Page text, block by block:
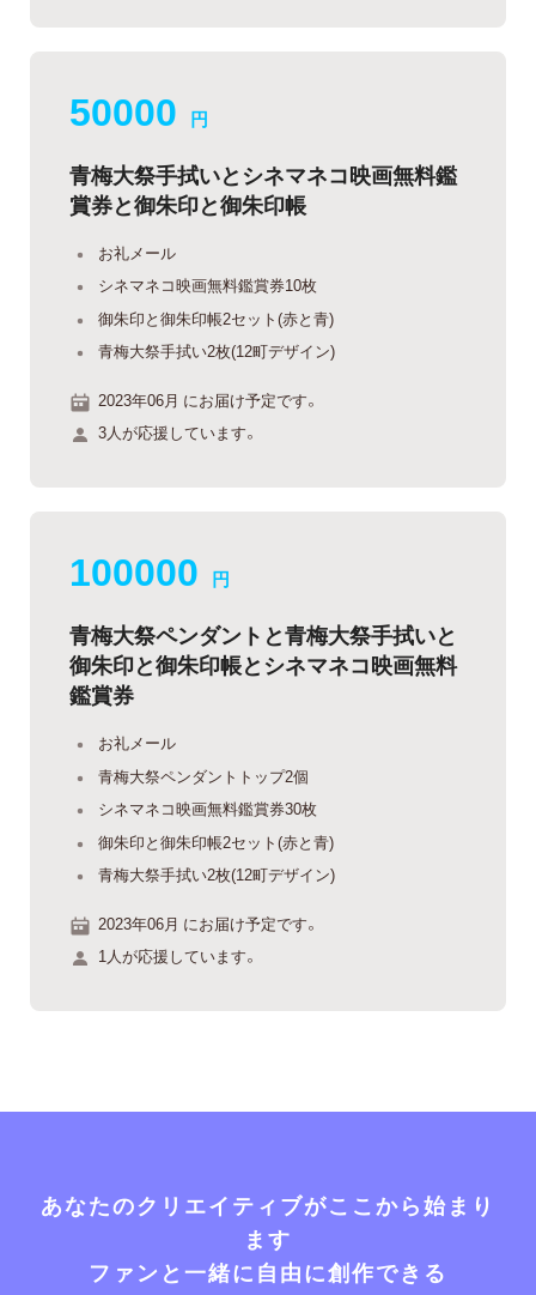
50000 円
青梅大祭手拭いとシネマネコ映画無料鑑
賞券と御朱印と御朱印帳
お礼メール
シネマネコ映画無料鑑賞券10枚
御朱印と御朱印帳2セット(赤と青)
青梅大祭手拭い2枚(12町デザイン)
2023年06月 にお届け予定です。
3人が応援しています。
100000 円
青梅大祭ペンダントと青梅大祭手拭いと
御朱印と御朱印帳とシネマネコ映画無料
鑑賞券
お礼メール
青梅大祭ペンダントトップ2個
シネマネコ映画無料鑑賞券30枚
御朱印と御朱印帳2セット(赤と青)
青梅大祭手拭い2枚(12町デザイン)
2023年06月 にお届け予定です。
1人が応援しています。
あなたのクリエイティブがここから始まり
ます
ファンと一緒に自由に創作できる